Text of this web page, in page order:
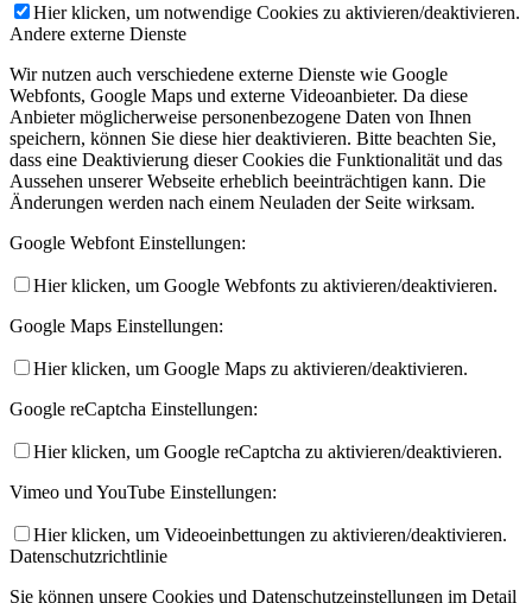
Hier klicken, um notwendige Cookies zu aktivieren/deaktivieren.
Andere externe Dienste
Wir nutzen auch verschiedene externe Dienste wie Google
Webfonts, Google Maps und externe Videoanbieter. Da diese
Anbieter möglicherweise personenbezogene Daten von Ihnen
speichern, können Sie diese hier deaktivieren. Bitte beachten Sie,
dass eine Deaktivierung dieser Cookies die Funktionalität und das
Aussehen unserer Webseite erheblich beeinträchtigen kann. Die
Änderungen werden nach einem Neuladen der Seite wirksam.
Google Webfont Einstellungen:
Hier klicken, um Google Webfonts zu aktivieren/deaktivieren.
Google Maps Einstellungen:
Hier klicken, um Google Maps zu aktivieren/deaktivieren.
Google reCaptcha Einstellungen:
Hier klicken, um Google reCaptcha zu aktivieren/deaktivieren.
Vimeo und YouTube Einstellungen:
Hier klicken, um Videoeinbettungen zu aktivieren/deaktivieren.
Datenschutzrichtlinie
Sie können unsere Cookies und Datenschutzeinstellungen im Detail